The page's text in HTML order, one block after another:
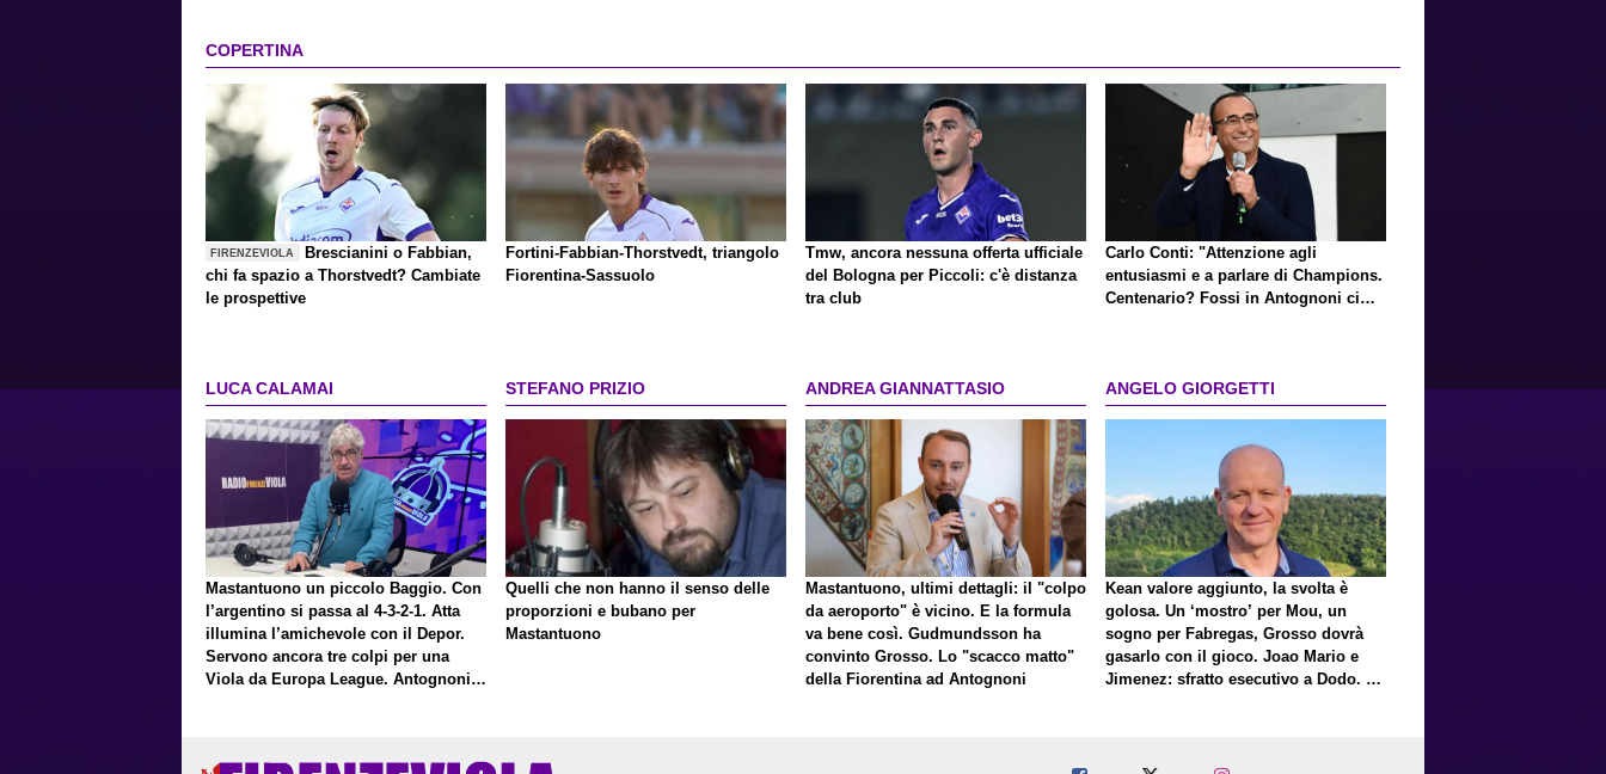
COPERTINA
FIRENZEVIOLA
Brescianini o Fabbian,
chi fa spazio a Thorstvedt? Cambiate
le prospettive
Fortini-Fabbian-Thorstvedt, triangolo
Fiorentina-Sassuolo
Tmw, ancora nessuna offerta ufficiale
del Bologna per Piccoli: c'è distanza
tra club
Carlo Conti: "Attenzione agli
entusiasmi e a parlare di Champions.
Centenario? Fossi in Antognoni ci
LUCA CALAMAI
Mastantuono un piccolo Baggio. Con
l’argentino si passa al 4-3-2-1. Atta
illumina l’amichevole con il Depor.
Servono ancora tre colpi per una
Viola da Europa League. Antognoni,
STEFANO PRIZIO
Quelli che non hanno il senso delle
proporzioni e bubano per
Mastantuono
ANDREA GIANNATTASIO
Mastantuono, ultimi dettagli: il "colpo
da aeroporto" è vicino. E la formula
va bene così. Gudmundsson ha
convinto Grosso. Lo "scacco matto"
della Fiorentina ad Antognoni
ANGELO GIORGETTI
Kean valore aggiunto, la svolta è
golosa. Un ‘mostro’ per Mou, un
sogno per Fabregas, Grosso dovrà
gasarlo con il gioco. Joao Mario e
Jimenez: sfratto esecutivo a Dodo. E